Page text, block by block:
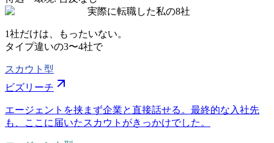
実際に転職した私の8社
1社だけは、もったいない。
タイプ違いの3〜4社で
スカウト型
ビズリーチ
エージェントを挟まず企業と直接話せる。最終的な入社先
も、ここに届いたスカウトがきっかけでした。